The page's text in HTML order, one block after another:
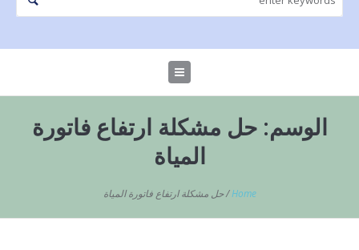
الوسم:حل مشكلة ارتفاع فاتورة
المياة
Home
/حل مشكلة ارتفاع فاتورة المياة